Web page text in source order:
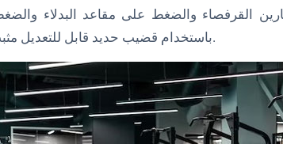
القرفصاء والضغط على مقاعد البدلاء
باستخدام قضيب حديد قابل للتعديل مثبت على الحامل.